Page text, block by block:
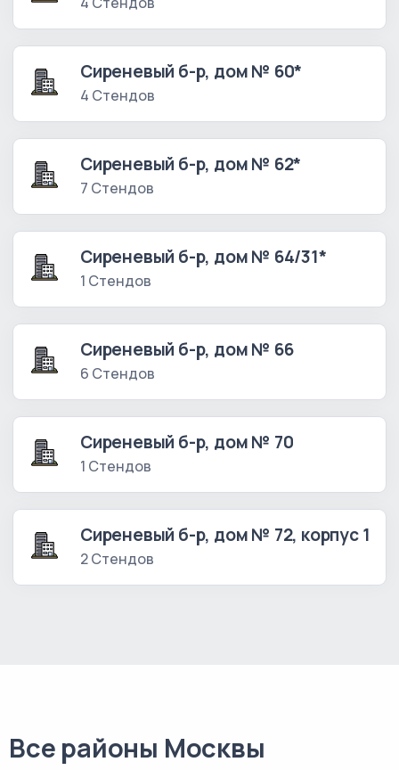
Сиреневый б-р, дом № 60*
4 Стендов
Сиреневый б-р, дом № 62*
7 Стендов
Сиреневый б-р, дом № 64/31*
1 Стендов
Сиреневый б-р, дом № 66
6 Стендов
Сиреневый б-р, дом № 70
1 Стендов
Сиреневый б-р, дом № 72, корпус 1
2 Стендов
Все районы Москвы